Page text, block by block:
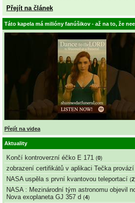
Přejít na článek
Táto kapela má milióny fanúšikov - až na to, že
Přejít na videa
Aktuality
Končí kontroverzní éčko E 171 (0)
zobrazení certifikátů v aplikaci Tečka
NASA uspěla s první kvantovou teleportací (2
NASA : Mezinárodní tým astronomu objevil
Nova exoplaneta GJ 357 d (4)